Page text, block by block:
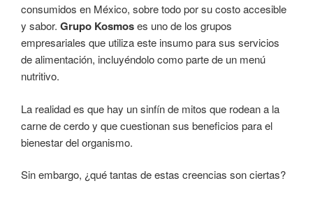
consumidos en México, sobre todo por su costo accesible
y sabor. Grupo Kosmoses uno de los grupos
empresariales que utiliza este insumo para sus servicios
de alimentación, incluyéndolo como parte de un menú
nutritivo.
La realidad es que hay un sinfín de mitos que rodean a la
carne de cerdo y que cuestionan sus beneficios para el
bienestar del organismo.
Sin embargo, ¿qué tantas de estas creencias son ciertas?